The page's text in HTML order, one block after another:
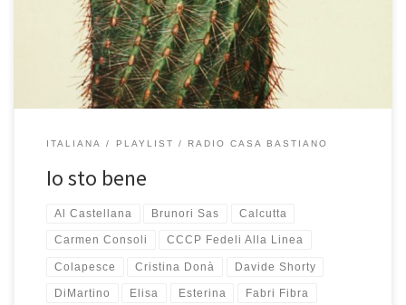
amore al primo ascolto, per altre ci è voluto un po’ più di tempo,
ma una volta conquistato […]
ITALIANA PLAYLIST RADIO CASA BASTIANO
Io sto bene
Al Castellana Brunori Sas Calcutta
Carmen Consoli CCCP Fedeli Alla Linea
Colapesce Cristina Donà Davide Shorty
DiMartino Elisa Esterina Fabri Fibra